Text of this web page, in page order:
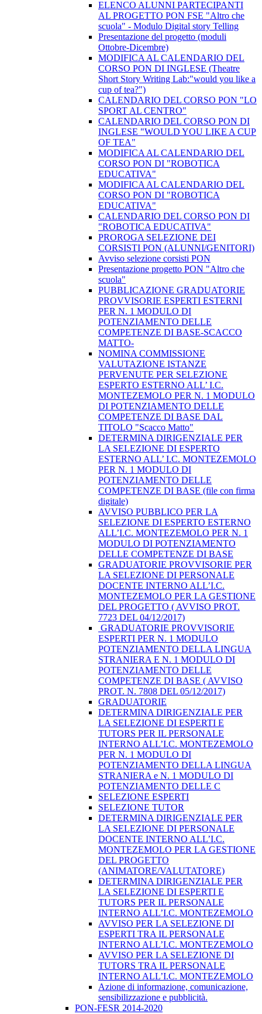
​ELENCO ALUNNI PARTECIPANTI
AL PROGETTO PON FSE "Altro che
scuola" - Modulo Digital story Telling
Presentazione del progetto (moduli
Ottobre-Dicembre)
​MODIFICA AL CALENDARIO DEL
CORSO PON DI INGLESE (Theatre
Short Story Writing Lab:"would you like a
cup of tea?")
CALENDARIO DEL CORSO PON "LO
SPORT AL CENTRO"
CALENDARIO DEL CORSO PON DI
INGLESE "WOULD YOU LIKE A CUP
OF TEA"
MODIFICA AL CALENDARIO DEL
CORSO PON DI "ROBOTICA
EDUCATIVA"
MODIFICA AL CALENDARIO DEL
CORSO PON DI "ROBOTICA
EDUCATIVA"
CALENDARIO DEL CORSO PON DI
"ROBOTICA EDUCATIVA"
PROROGA SELEZIONE DEI
CORSISTI PON (ALUNNI/GENITORI)
Avviso selezione corsisti PON
​Presentazione progetto PON "Altro che
scuola"
PUBBLICAZIONE GRADUATORIE
PROVVISORIE ESPERTI ESTERNI
PER N. 1 MODULO DI
POTENZIAMENTO DELLE
COMPETENZE DI BASE-SCACCO
MATTO-
NOMINA COMMISSIONE
VALUTAZIONE ISTANZE
PERVENUTE PER SELEZIONE
ESPERTO ESTERNO ALL’ I.C.
MONTEZEMOLO PER N. 1 MODULO
DI POTENZIAMENTO DELLE
COMPETENZE DI BASE DAL
TITOLO "Scacco Matto"
DETERMINA DIRIGENZIALE PER
LA SELEZIONE DI ESPERTO
ESTERNO ALL’ I.C. MONTEZEMOLO
PER N. 1 MODULO DI
POTENZIAMENTO DELLE
COMPETENZE DI BASE (file con firma
digitale)
AVVISO PUBBLICO PER LA
SELEZIONE DI ESPERTO ESTERNO
ALL’I.C. MONTEZEMOLO PER N. 1
MODULO DI POTENZIAMENTO
DELLE COMPETENZE DI BASE
GRADUATORIE PROVVISORIE PER
LA SELEZIONE DI PERSONALE
DOCENTE INTERNO ALL’I.C.
MONTEZEMOLO PER LA GESTIONE
DEL PROGETTO ( AVVISO PROT.
7723 DEL 04/12/2017)
​ GRADUATORIE PROVVISORIE
ESPERTI PER N. 1 MODULO
POTENZIAMENTO DELLA LINGUA
STRANIERA E N. 1 MODULO DI
POTENZIAMENTO DELLE
COMPETENZE DI BASE ( AVVISO
PROT. N. 7808 DEL 05/12/2017)
GRADUATORIE
DETERMINA DIRIGENZIALE PER
LA SELEZIONE DI ESPERTI E
TUTORS PER IL PERSONALE
INTERNO ALL’I.C. MONTEZEMOLO
PER N. 1 MODULO DI
POTENZIAMENTO DELLA LINGUA
STRANIERA e N. 1 MODULO DI
POTENZIAMENTO DELLE C
SELEZIONE ESPERTI
SELEZIONE TUTOR
DETERMINA DIRIGENZIALE PER
LA SELEZIONE DI PERSONALE
DOCENTE INTERNO ALL’I.C.
MONTEZEMOLO PER LA GESTIONE
DEL PROGETTO
(ANIMATORE/VALUTATORE)
DETERMINA DIRIGENZIALE PER
LA SELEZIONE DI ESPERTI E
TUTORS PER IL PERSONALE
INTERNO ALL’I.C. MONTEZEMOLO
AVVISO PER LA SELEZIONE DI
ESPERTI TRA IL PERSONALE
INTERNO ALL’I.C. MONTEZEMOLO
AVVISO PER LA SELEZIONE DI
TUTORS TRA IL PERSONALE
INTERNO ALL’I.C. MONTEZEMOLO
Azione di informazione, comunicazione,
sensibilizzazione e pubblicità.
PON-FESR 2014-2020